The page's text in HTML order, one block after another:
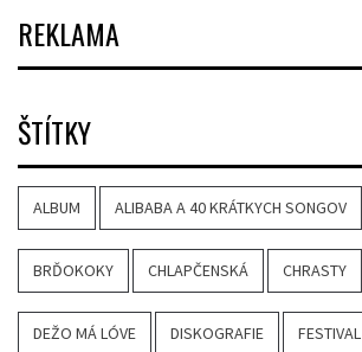
REKLAMA
ŠTÍTKY
ALBUM ALIBABA A 40 KRÁTKYCH SONGOV
BRĎOKOKY CHLAPČENSKÁ CHRASTY
DEŽO MÁ LÓVE DISKOGRAFIE FESTIVAL